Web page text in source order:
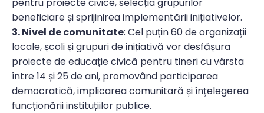
beneficiare și sprijinirea implementării inițiativelor.
3. Nivel de comunitate: Cel puțin 60 de organizații
locale, școli și grupuri de inițiativă vor desfășura
proiecte de educație civică pentru tineri cu vârsta
între 14 și 25 de ani, promovând participarea
democratică, implicarea comunitară și înțelegerea
funcționării instituțiilor publice.